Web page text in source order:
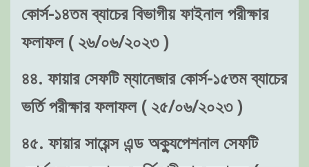
কোর্স-১৪তম ব্যাচের বিভাগীয় ফাইনাল পরীক্ষার
ফলাফল ( ২৬/০৬/২০২৩ )
৪৪. ফায়ার সেফটি ম্যানেজার কোর্স-১৫তম ব্যাচের
ভর্তি পরীক্ষার ফলাফল ( ২৫/০৬/২০২৩ )
৪৫. ফায়ার সায়েন্স এন্ড অক্যুপেশনাল সেফটি